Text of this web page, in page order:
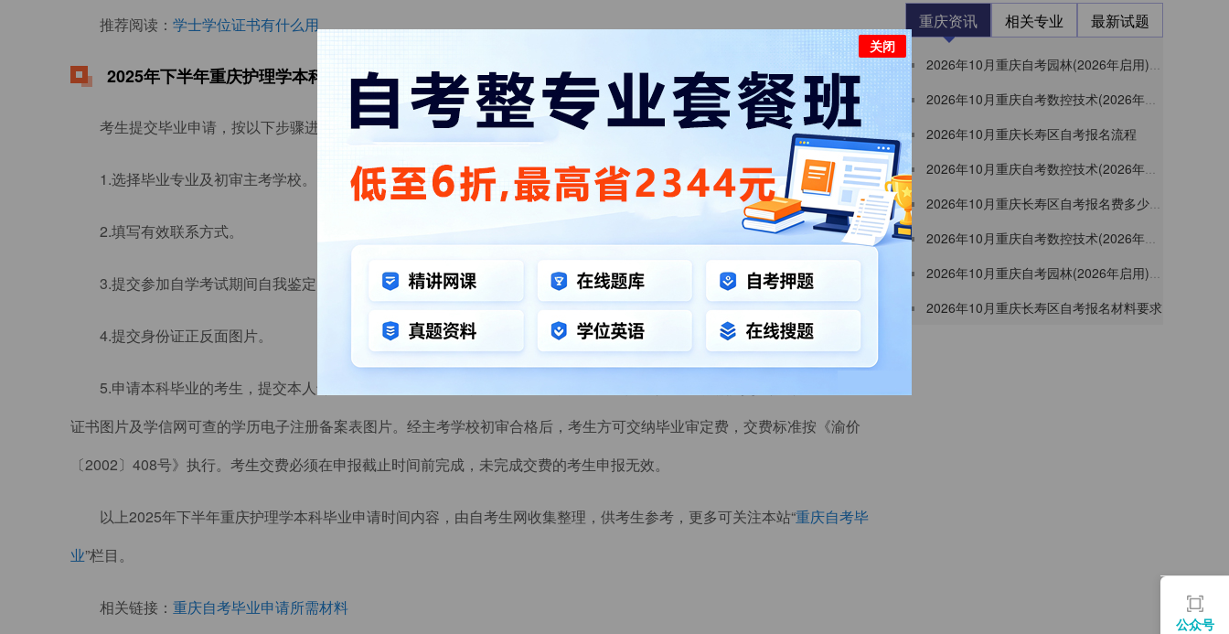
推荐阅读： 学士学位证书有什么用
2025年下半年重庆护理学本科毕业申请流程
考生提交毕业申请，按以下步骤进行：
1.选择毕业专业及初审主考学校。
2.填写有效联系方式。
3.提交参加自学考试期间自我鉴定。
4.提交身份证正反面图片。
5.申请本科毕业的考生，提交本人专科及以上毕业证书编号。此证书编号未通过学信网认证的，需提交本人专科及以上毕业
证书图片及学信网可查的学历电子注册备案表图片。经主考学校初审合格后，考生方可交纳毕业审定费，交费标准按《渝价
〔2002〕408号》执行。考生交费必须在申报截止时间前完成，未完成交费的考生申报无效。
以上2025年下半年重庆护理学本科毕业申请时间内容，由自考生网收集整理，供考生参考，更多可关注本站“重庆自考毕
业”栏目。
相关链接： 重庆自考毕业申请所需材料
重庆资讯 相关专业 最新试题
2026年10月重庆自考园林(2026年启用)本科照片上传要求
2026年10月重庆自考数控技术(2026年启用)专科报名材料要求
2026年10月重庆长寿区自考报名流程
2026年10月重庆自考数控技术(2026年启用)专科照片上传要求
2026年10月重庆长寿区自考报名费多少一门
2026年10月重庆自考数控技术(2026年启用)专科报名流程
​2026年10月重庆自考园林(2026年启用)本科报名费多少一门
2026年10月重庆长寿区自考报名材料要求
关闭
公众号